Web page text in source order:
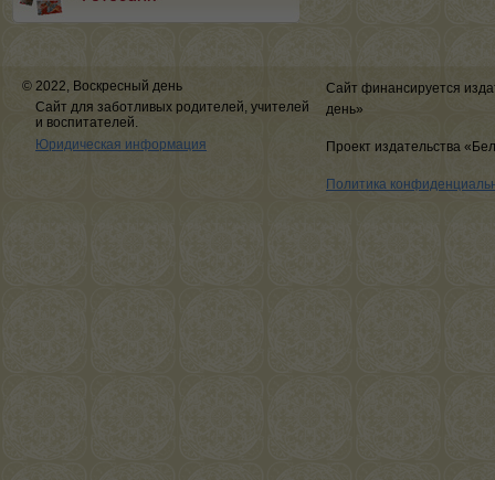
© 2022, Воскресный день
Сайт для заботливых родителей, учителей
и воспитателей.
Юридическая информация
Сайт финансируется
день»
Проект издательства
Политика